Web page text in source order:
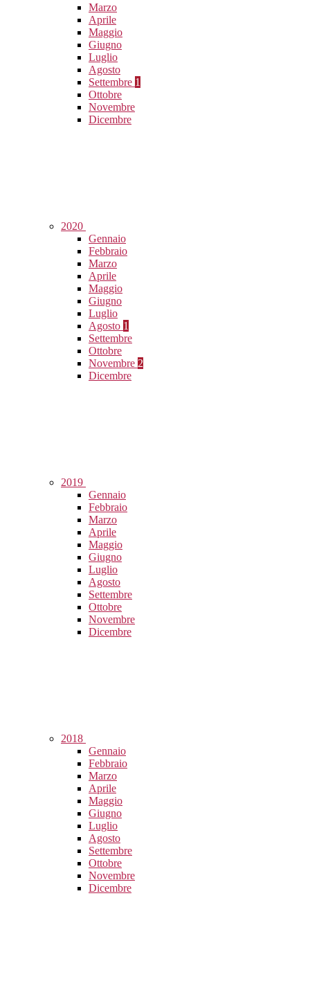
Marzo
Aprile
Maggio
Giugno
Luglio
Agosto
Settembre 1
Ottobre
Novembre
Dicembre
2020
Gennaio
Febbraio
Marzo
Aprile
Maggio
Giugno
Luglio
Agosto 1
Settembre
Ottobre
Novembre 2
Dicembre
2019
Gennaio
Febbraio
Marzo
Aprile
Maggio
Giugno
Luglio
Agosto
Settembre
Ottobre
Novembre
Dicembre
2018
Gennaio
Febbraio
Marzo
Aprile
Maggio
Giugno
Luglio
Agosto
Settembre
Ottobre
Novembre
Dicembre